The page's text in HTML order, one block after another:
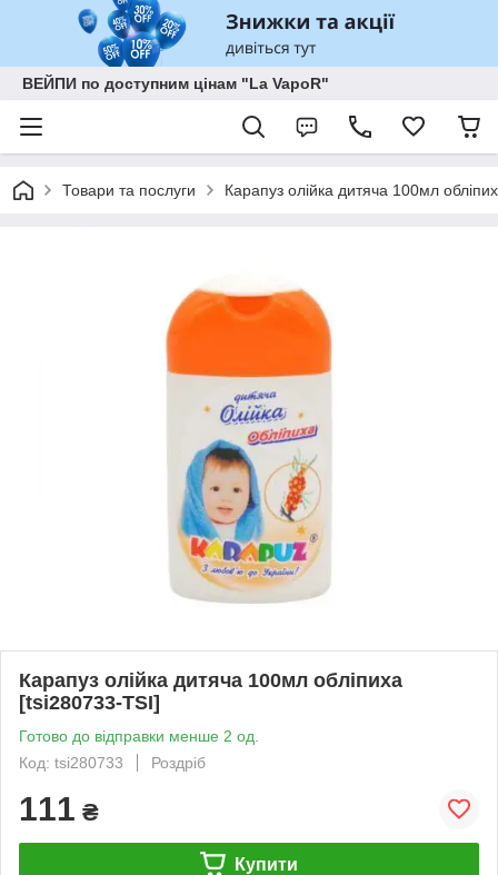
ВЕЙПИ по доступним цінам "La VapoR"
Товари та послуги Карапуз олійка дитяча 100мл
Карапуз олійка дитяча 100мл обліпиха
[tsi280733-TSI]
Готово до відправки менше 2 од.
Код: tsi280733
Роздріб
111 ₴
Купити